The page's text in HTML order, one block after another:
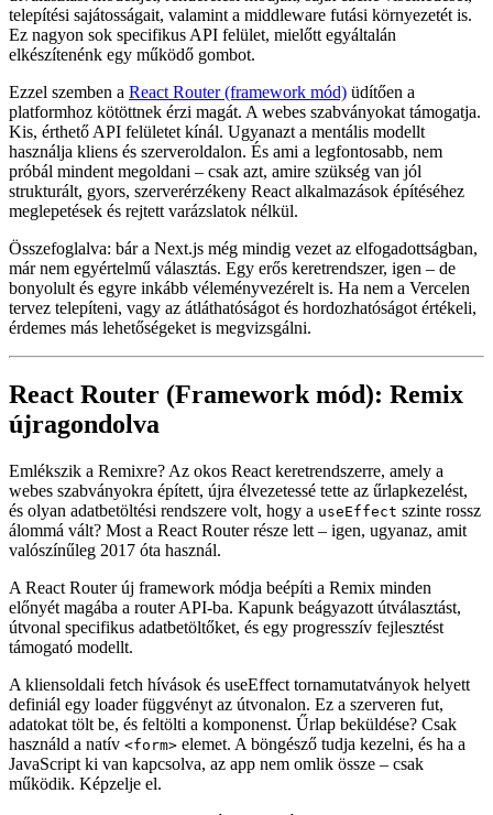
és feleslegesen bonyolultnaktűnik. Az újoncoknak meredek a
tanulási görbe. Nemcsak Reactet kell tanulniuk, hanem a Next.js
útválasztási modelljét, renderelési módjait, saját cache viselkedését,
Ez nagyon sok specifikus API felület, mielőtt egyáltalán
elkészítenénk egy működő gombot.
Ezzel szemben aReact Router (framework mód)üdítően a
platformhoz kötöttnek érzi magát. A webes szabványokat támogatja.
Kis, érthető API felületet kínál. Ugyanazt a mentális modellt
használja kliens és szerveroldalon. És ami a legfontosabb, nem
strukturált, gyors, szerverérzékeny React alkalmazások építéséhez
meglepetések és rejtett varázslatok nélkül.
Összefoglalva: bár a Next.js még mindig vezet az elfogadottságban,
már nem egyértelmű választás. Egy erős keretrendszer, igen – de
érdemes más lehetőségeket is megvizsgálni.
React Router (Framework mód): Remix
újragondolva
Emlékszik a Remixre? Az okos React keretrendszerre, amely a
webes szabványokra épített, újra élvezetessé tette az űrlapkezelést,
álommá vált? Most a React Router része lett – igen, ugyanaz, amit
valószínűleg 2017 óta használ.
A React Router új framework módja beépíti a Remix minden
útvonal specifikus adatbetöltőket, és egy progresszív fejlesztést
támogató modellt.
A kliensoldali fetch hívások és useEffect tornamutatványok helyett
definiál egy loader függvényt az útvonalon. Ez a szerveren fut,
adatokat tölt be, és feltölti a komponenst. Űrlap beküldése? Csak